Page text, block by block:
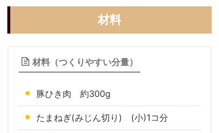
材料
材料（つくりやすい分量）
豚ひき肉 約300g
たまねぎ(みじん切り) (小)1コ分